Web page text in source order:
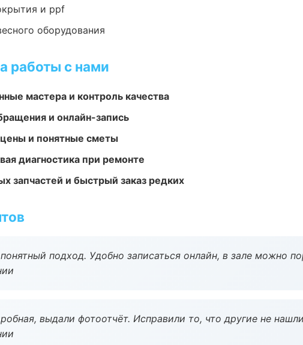
и ppf
оборудования
работы с нами
мастера и контроль качества
и онлайн-запись
и понятные сметы
диагностика при ремонте
запчастей и быстрый заказ редких
подход. Удобно записаться онлайн, в зале можно
выдали фотоотчёт. Исправили то, что другие не